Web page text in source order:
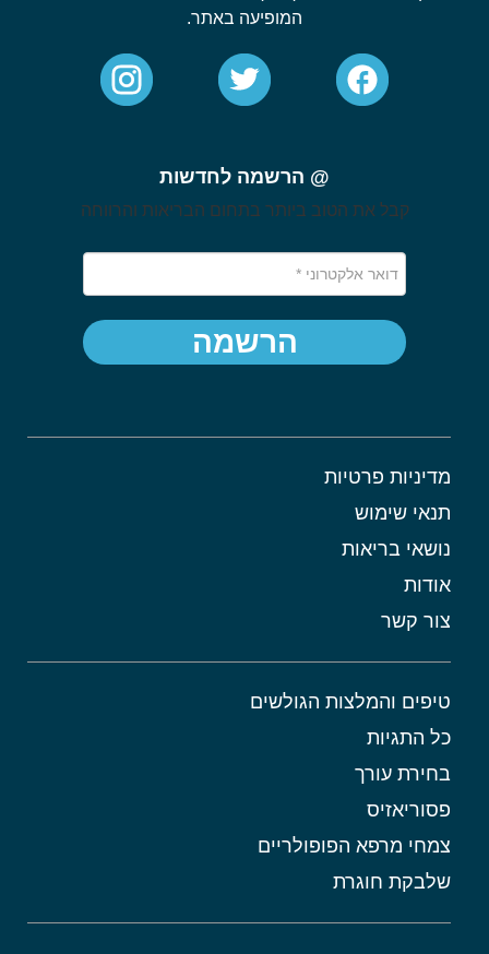
המופיעה באתר.
מדיניות פרטיות
תנאי שימוש
נושאי בריאות
אודות
צור קשר
טיפים והמלצות הגולשים
כל התגיות
בחירת עורך
פסוריאזיס
צמחי מרפא הפופולריים
שלבקת חוגרת
@ הרשמה לחדשות
קבל את הטוב ביותר בתחום הבריאות והרווחה
הרשמה